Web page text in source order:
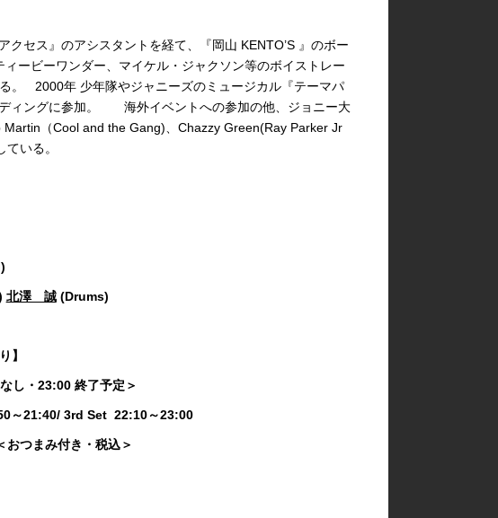
クセス』のアシスタントを経て、『岡山 KENTO’S 』のボー
ービーワンダー、マイケル・ジャクソン等のボイストレー
。 2000年 少年隊やジャニーズのミュージカル『テーマパ
ィングに参加。 海外イベントへの参加の他、ジョニー大
（Cool and the Gang)、Chazzy Green(Ray Parker Jr
いる。
北澤 誠(Drums)
】
なし・23:00 終了予定＞
～21:40/ 3rd Set 22:10～23:00
おつまみ付き・税込＞